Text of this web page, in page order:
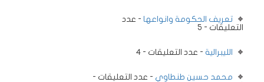
تعريف الحكومة وانواعها - عدد
التعليقات - 5
الليبرالية - عدد التعليقات - 4
محمد حسين طنطاوي - عدد التعليقات -